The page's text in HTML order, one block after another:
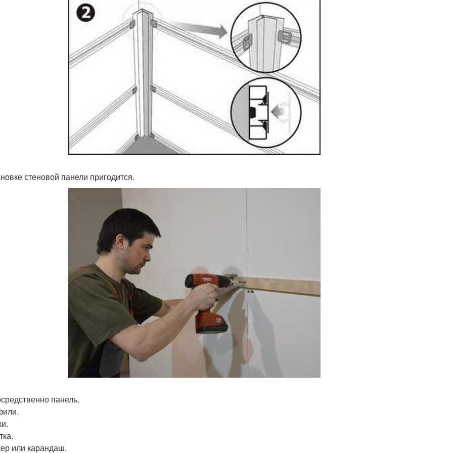
стеновой панели пригодится.
панель.
или карандаш.